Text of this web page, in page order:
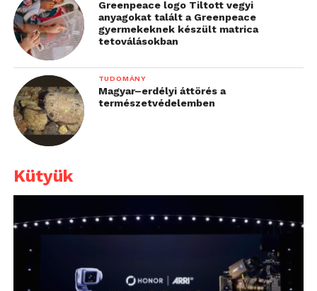
Greenpeace logo Tiltott vegyi
anyagokat talált a Greenpeace
gyermekeknek készült matrica
tetoválásokban
TUDOMÁNY
Magyar–erdélyi áttörés a
természetvédelemben
Kütyük